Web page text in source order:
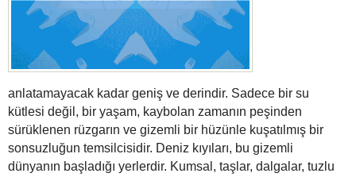
anlatamayacak kadar geniş ve derindir. Sadece bir su
kütlesi değil, bir yaşam, kaybolan zamanın peşinden
sürüklenen rüzgarın ve gizemli bir hüzünle kuşatılmış bir
sonsuzluğun temsilcisidir. Deniz kıyıları, bu gizemli
dünyanın başladığı yerlerdir. Kumsal, taşlar, dalgalar, tuzlu